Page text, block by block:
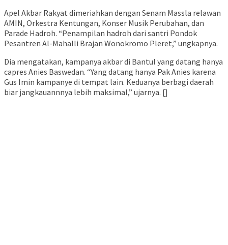
Apel Akbar Rakyat dimeriahkan dengan Senam Massla relawan
AMIN, Orkestra Kentungan, Konser Musik Perubahan, dan
Parade Hadroh. “Penampilan hadroh dari santri Pondok
Pesantren Al-Mahalli Brajan Wonokromo Pleret,” ungkapnya.
Dia mengatakan, kampanya akbar di Bantul yang datang hanya
capres Anies Baswedan. “Yang datang hanya Pak Anies karena
Gus Imin kampanye di tempat lain. Keduanya berbagi daerah
biar jangkauannnya lebih maksimal,” ujarnya. []